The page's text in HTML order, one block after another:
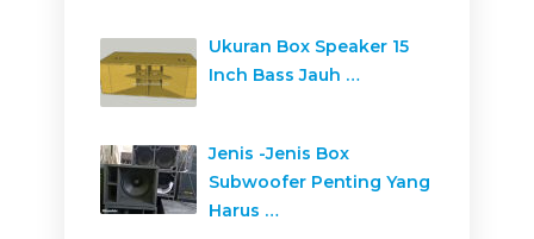
Ukuran Box Speaker 15
Inch Bass Jauh …
Jenis -Jenis Box
Subwoofer Penting Yang
Harus …